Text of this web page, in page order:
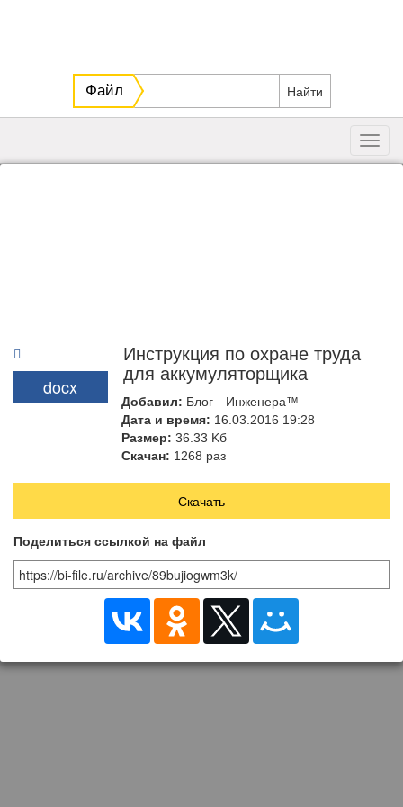
Файл
docx
Инструкция по охране труда
для аккумуляторщика
Добавил: Блог—Инженера™
Дата и время: 16.03.2016 19:28
Размер: 36.33 Kб
Скачан: 1268 раз
Скачать
Поделиться ссылкой на файл